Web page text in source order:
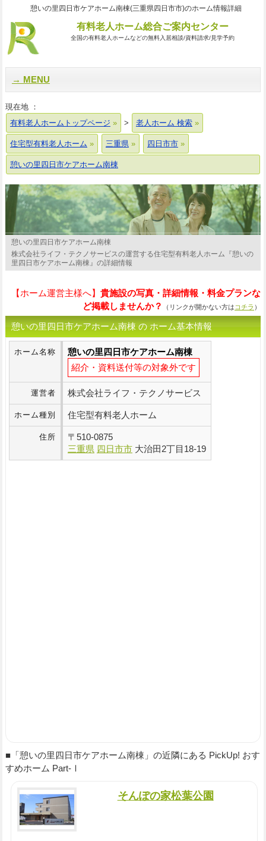
憩いの里四日市ケアホーム南棟(三重県四日市市)のホーム情報詳細
有料老人ホーム総合ご案内センター
全国の有料老人ホームなどの無料入居相談/資料請求/見学予約
MENU
現在地 ：
有料老人ホームトップページ
> 老人ホーム 検索
住宅型有料老人ホーム 三重県 四日市市
憩いの里四日市ケアホーム南棟
憩いの里四日市ケアホーム南棟
株式会社ライフ・テクノサービスの運営する住宅型有料老人ホーム『憩いの
里四日市ケアホーム南棟』の詳細情報
【ホーム運営主様へ】貴施設の写真・詳細情報・料金プランな
ど掲載しませんか？
（リンクが開かない方は コチラ ）
憩いの里四日市ケアホーム南棟 の ホーム基本情報
ホーム名称
憩いの里四日市ケアホーム南棟
紹介・資料送付等の対象外です
運営者 株式会社ライフ・テクノサービス
ホーム種別 住宅型有料老人ホーム
住所 〒 510-0875
三重県 四日市市 大治田2丁目18-19
■「憩いの里四日市ケアホーム南棟」の近隣にある PickUp! おす
すめホーム Part-Ⅰ
そんぽの家松葉公園